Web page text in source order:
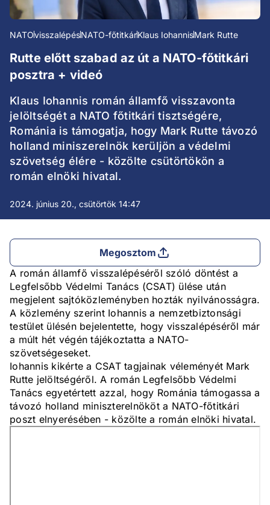
NATOvisszalépésNATO-főtitkárKlaus IohannisMark Rutte
Rutte előtt szabad az út a NATO-főtitkári
posztra + videó
Klaus Iohannis román államfő visszavonta
jelöltségét a NATO főtitkári tisztségére,
Románia is támogatja, hogy Mark Rutte távozó
holland miniszerelnök kerüljön a védelmi
szövetség élére - közölte csütörtökön a
román elnöki hivatal.
2024. június 20., csütörtök 14:47
Megosztom
A román államfő visszalépéséről szóló döntést a
Legfelsőbb Védelmi Tanács (CSAT) ülése után
megjelent sajtóközleményben hozták nyilvánosságra.
A közlemény szerint Iohannis a nemzetbiztonsági
testület ülésén bejelentette, hogy visszalépéséről már
a múlt hét végén tájékoztatta a NATO-
szövetségeseket.
Iohannis kikérte a CSAT tagjainak véleményét Mark
Rutte jelöltségéről. A román Legfelsőbb Védelmi
Tanács egyetértett azzal, hogy Románia támogassa a
távozó holland miniszterelnököt a NATO-főtitkári
poszt elnyerésében - közölte a román elnöki hivatal.